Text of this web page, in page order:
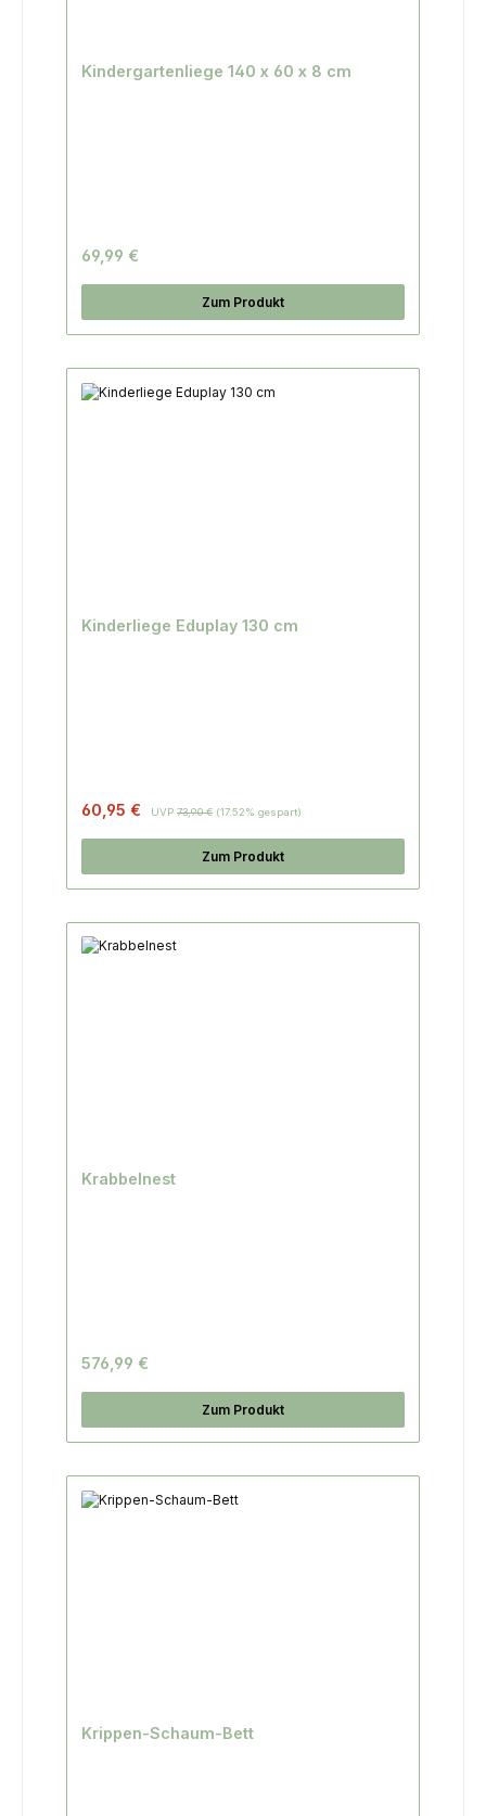
Kindergartenliege 140 x 60 x 8 cm
69,99 €
Zum Produkt
Kinderliege Eduplay 130 cm
60,95 € UVP 73,90 € (17.52% gespart)
Zum Produkt
Krabbelnest
576,99 €
Zum Produkt
Krippen-Schaum-Bett